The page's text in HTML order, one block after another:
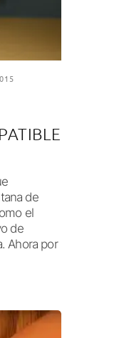
de
el
de
Ahora por